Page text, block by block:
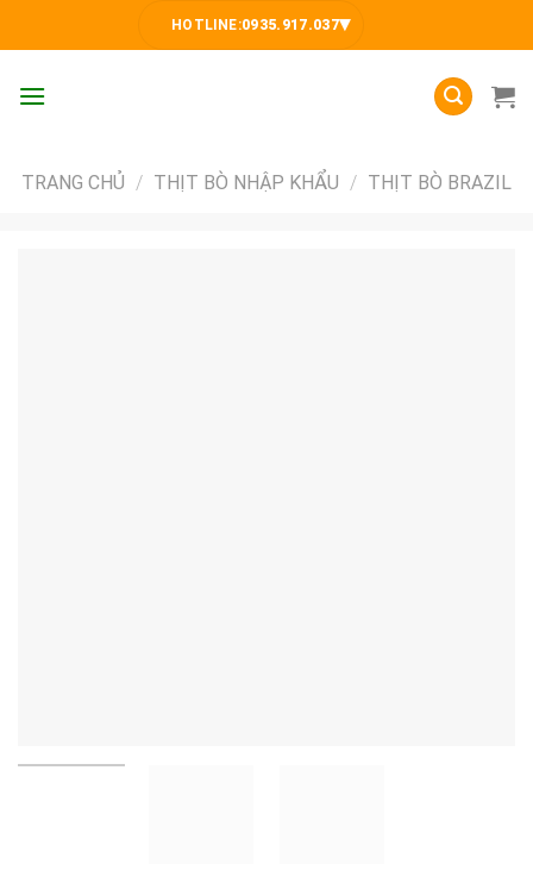
HOTLINE:0935.917.037▾
TRANG CHỦ / THỊT BÒ NHẬP KHẨU / THỊT BÒ BRAZIL